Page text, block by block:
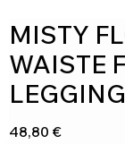
MISTY
WAISTE
LEGGING
48,80 €Preço